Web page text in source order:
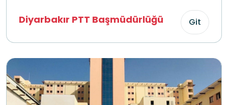
Diyarbakır PTT Başmüdürlüğü Git